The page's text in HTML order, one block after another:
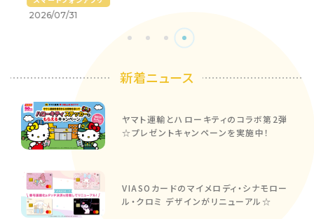
2026/07/31
新着ニュース
ヤマト運輸とハローキティのコラボ第2弾
☆プレゼントキャンペーンを実施中！
VIASOカードのマイメロディ・シナモロー
ル・クロミ デザインがリニューアル☆